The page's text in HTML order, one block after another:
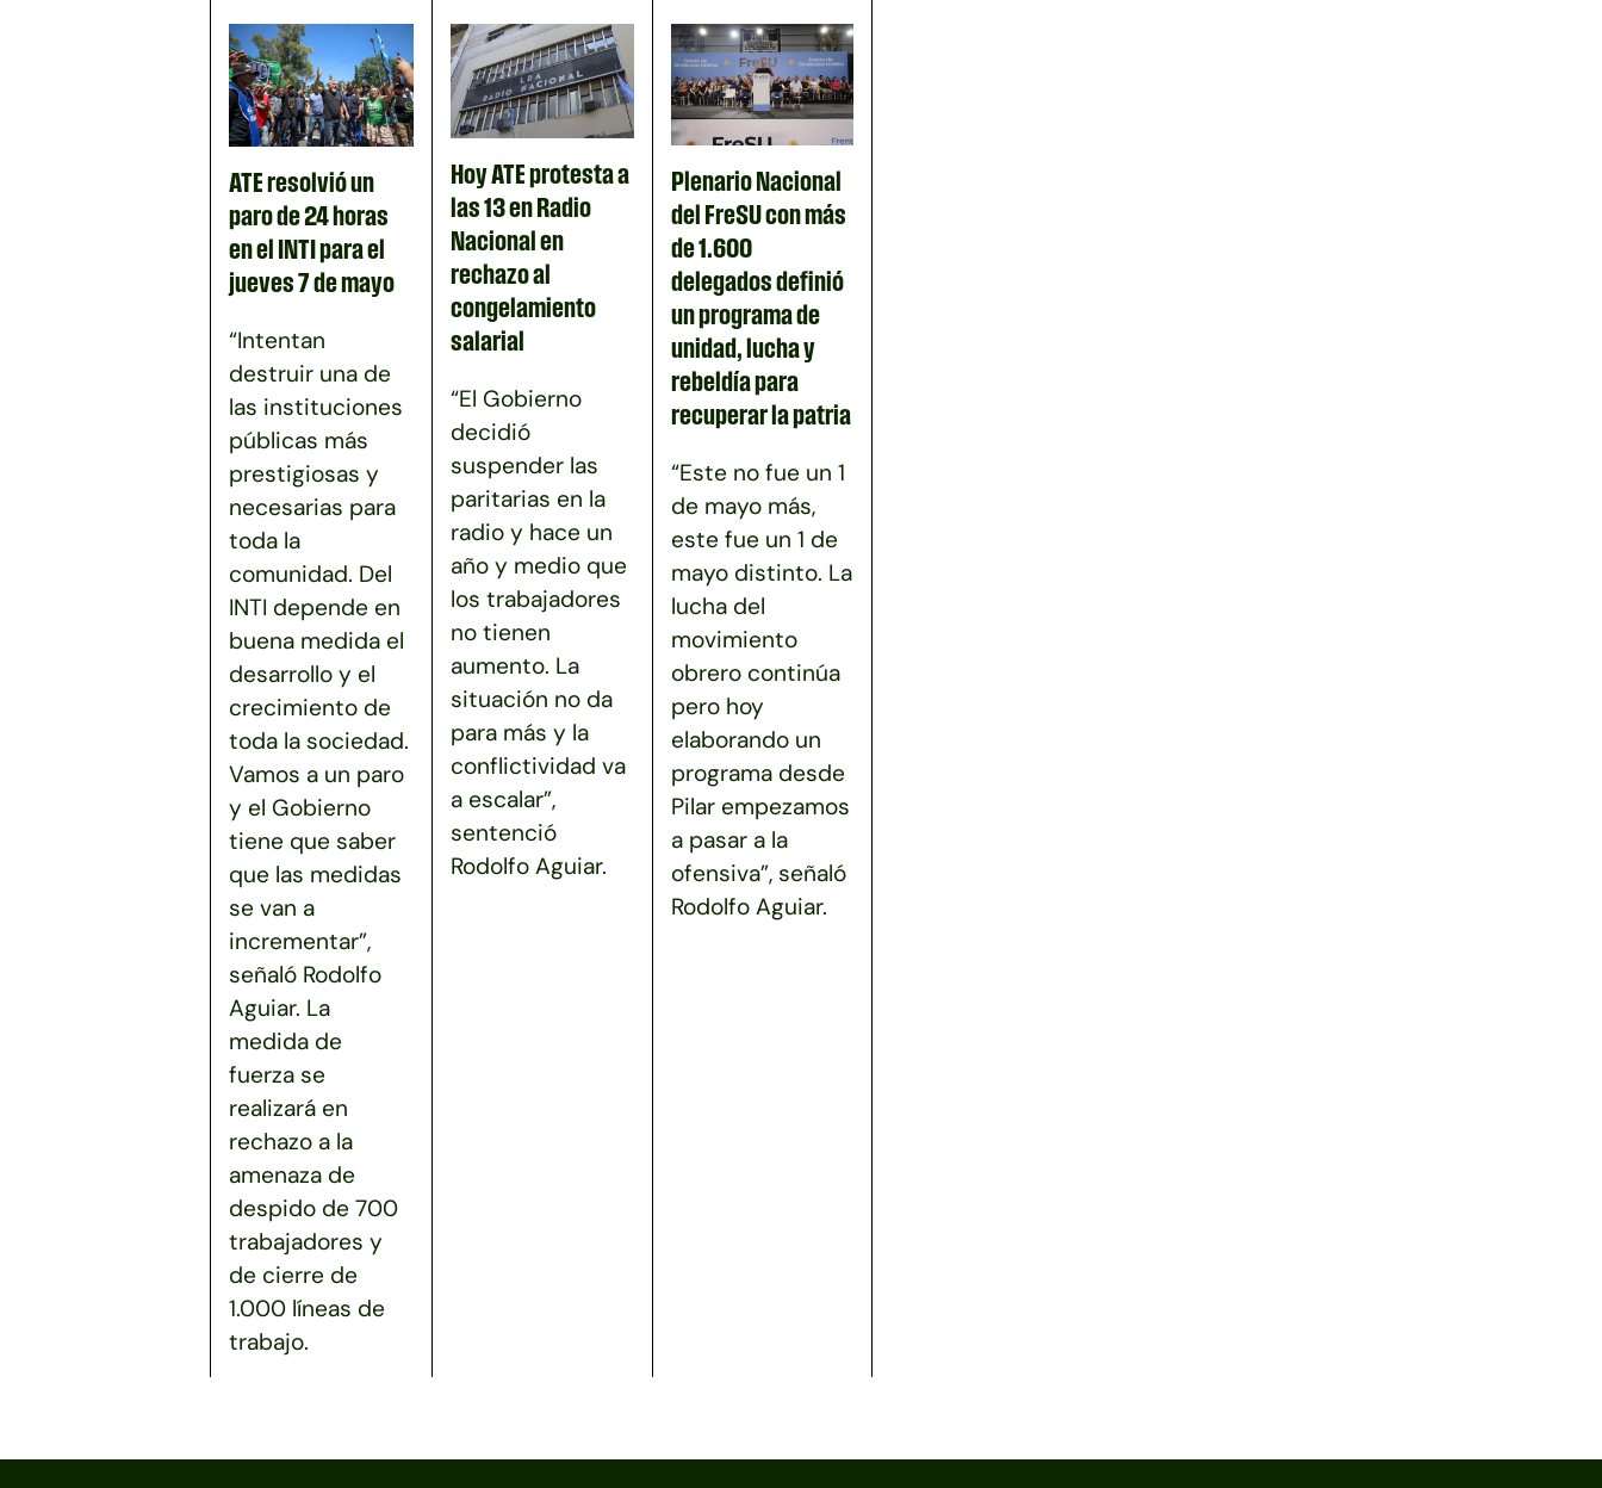
ATE resolvió un
paro de 24 horas
en el INTI para el
jueves 7 de mayo
“Intentan
destruir una de
las instituciones
públicas más
prestigiosas y
necesarias para
toda la
comunidad. Del
INTI depende en
buena medida el
desarrollo y el
crecimiento de
toda la sociedad.
Vamos a un paro
y el Gobierno
tiene que saber
que las medidas
se van a
incrementar”,
señaló Rodolfo
Aguiar. La
medida de
fuerza se
realizará en
rechazo a la
amenaza de
despido de 700
trabajadores y
de cierre de
1.000 líneas de
trabajo.
Hoy ATE protesta a
las 13 en Radio
Nacional en
rechazo al
congelamiento
salarial
“El Gobierno
decidió
suspender las
paritarias en la
radio y hace un
año y medio que
los trabajadores
no tienen
aumento. La
situación no da
para más y la
conflictividad va
a escalar”,
sentenció
Rodolfo Aguiar.
Plenario Nacional
del FreSU con más
de 1.600
delegados definió
un programa de
unidad, lucha y
rebeldía para
recuperar la patria
“Este no fue un 1
de mayo más,
este fue un 1 de
mayo distinto. La
lucha del
movimiento
obrero continúa
pero hoy
elaborando un
programa desde
Pilar empezamos
a pasar a la
ofensiva”, señaló
Rodolfo Aguiar.